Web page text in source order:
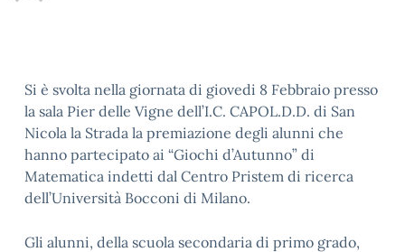
Si è svolta nella giornata di giovedi 8 Febbraio presso
la sala Pier delle Vigne dell’I.C. CAPOL.D.D. di San
Nicola la Strada la premiazione degli alunni che
hanno partecipato ai “Giochi d’Autunno” di
Matematica indetti dal Centro Pristem di ricerca
dell’Università Bocconi di Milano.
Gli alunni, della scuola secondaria di primo grado,